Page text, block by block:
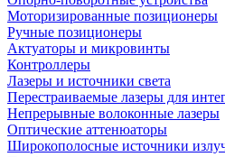
Моторизированные позиционеры
Ручные позиционеры
Актуаторы и микровинты
Контроллеры
Лазеры и источники света
Перестраиваемые лазеры для
Непрерывные волоконные лазеры
Оптические аттенюаторы
Широкополосные источники